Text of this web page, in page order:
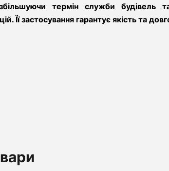
термін служби будівель
Її застосування гарантує якість та